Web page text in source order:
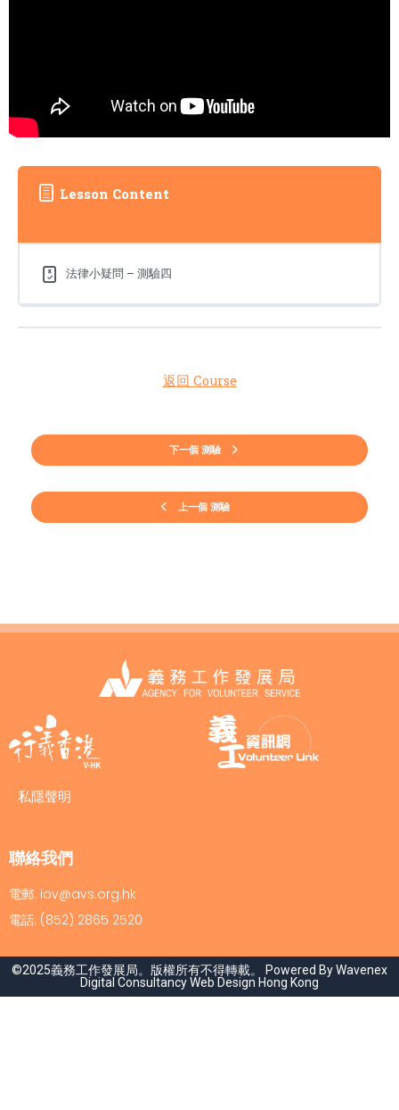
Lesson Content
法律小疑問 – 測驗四
上一個 測驗
返回 Course
下一個 測驗
私隱聲明
聯絡我們
電郵: iov@avs.org.hk
電話: (852) 2865 2520
©2025義務工作發展局。版權所有不得轉載。 Powered By Wavenex
Digital ConsultancyWeb Design Hong Kong